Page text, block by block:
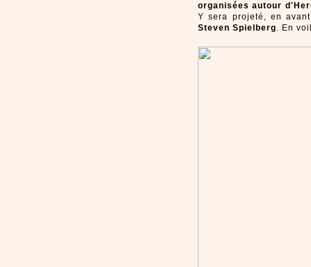
organisées autour
Y sera projeté, en
Steven Spielberg. En